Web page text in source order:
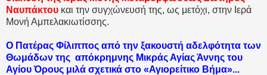
Ναυπάκτου και την συγχώνευσή της, ως μετόχι, στην Ιερά
Μονή Αμπελακιωτίσσης.
Ο Πατέρας Φίλιππος από την ξακουστή αδελφότητα των
Θωμάδων της απόκρημνης Μικράς Αγίας Άννης του
Αγίου Όρους μιλά σχετικά στο «Αγιορείτικο Βήμα»...